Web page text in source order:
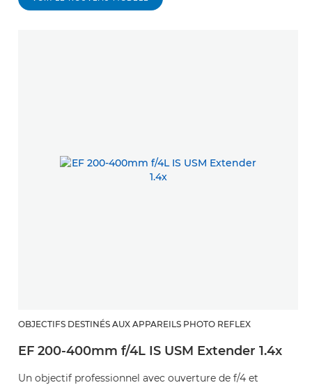
OBJECTIFS DESTINÉS AUX APPAREILS PHOTO REFLEX
EF 200-400mm f/4L IS USM Extender 1.4x
Un objectif professionnel avec ouverture de f/4 et